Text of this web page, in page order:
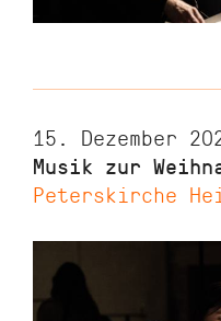
15. Dezember
Musik zur
Peterskirche